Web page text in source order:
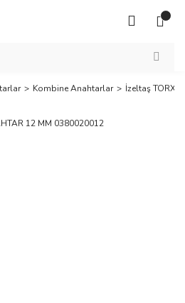
Kombine Anahtarlar İzeltaş TORX